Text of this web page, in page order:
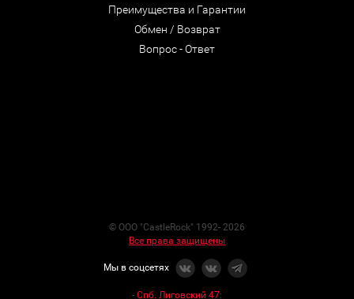
Преимущества и Гарантии
Обмен / Возврат
Вопрос - Ответ
© ООО "CastleRock" 1992- 2026
Все права защищены
Мы в соцсетях
- Спб. Лиговский 47: